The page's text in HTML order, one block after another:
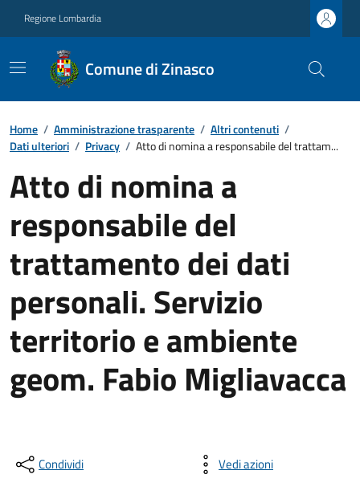
Regione Lombardia
Comune di Zinasco
Home / Amministrazione trasparente / Altri contenuti /
Dati ulteriori / Privacy / Atto di nomina a responsabile del trattam...
Atto di nomina a
responsabile del
trattamento dei dati
personali. Servizio
territorio e ambiente
geom. Fabio Migliavacca
Condividi Vedi azioni